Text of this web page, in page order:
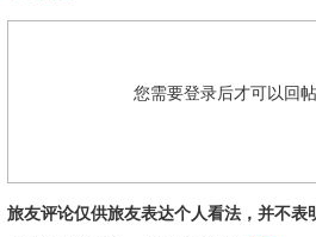
您需要登录后才可以回帖
旅友评论仅供旅友表达个人看法，并不表